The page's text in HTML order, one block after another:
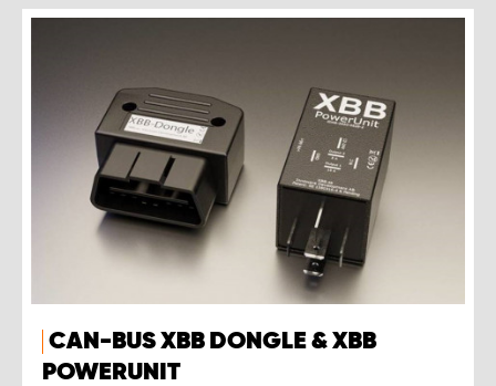
CAN-BUS XBB DONGLE & XBB
POWERUNIT